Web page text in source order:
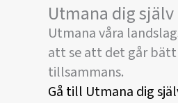
Utmana dig
Utmana våra
att se att det går
tillsammans.
Gå till Utmana dig